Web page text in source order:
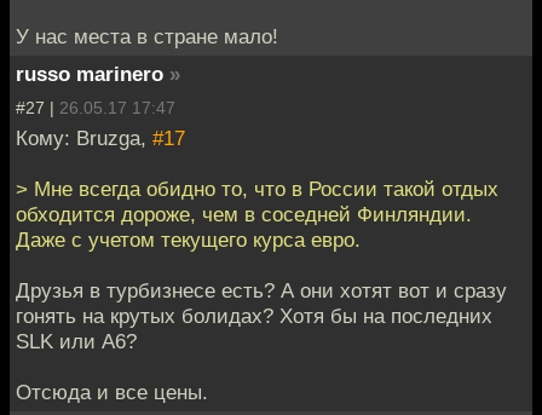
У нас места в стране мало!
russo marinero »
#27 | 26.05.17 17:47
Кому: Bruzga, #17
> Мне всегда обидно то, что в России такой отдых
обходится дороже, чем в соседней Финляндии.
Даже с учетом текущего курса евро.
Друзья в турбизнесе есть? А они хотят вот и сразу
гонять на крутых болидах? Хотя бы на последних
SLK или A6?
Отсюда и все цены.